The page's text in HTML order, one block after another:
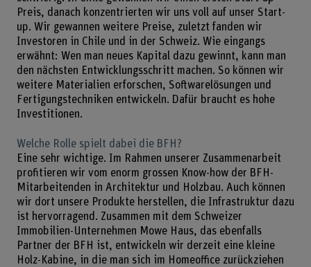
Preis, danach konzentrierten wir uns voll auf unser Start-
up. Wir gewannen weitere Preise, zuletzt fanden wir
Investoren in Chile und in der Schweiz. Wie eingangs
erwähnt: Wen man neues Kapital dazu gewinnt, kann man
den nächsten Entwicklungsschritt machen. So können wir
weitere Materialien erforschen, Softwarelösungen und
Fertigungstechniken entwickeln. Dafür braucht es hohe
Investitionen.
Welche Rolle spielt dabei die BFH?
Eine sehr wichtige. Im Rahmen unserer Zusammenarbeit
profitieren wir vom enorm grossen Know-how der BFH-
Mitarbeitenden in Architektur und Holzbau. Auch können
wir dort unsere Produkte herstellen, die Infrastruktur dazu
ist hervorragend. Zusammen mit dem Schweizer
Immobilien-Unternehmen Mowe Haus, das ebenfalls
Partner der BFH ist, entwickeln wir derzeit eine kleine
Holz-Kabine, in die man sich im Homeoffice zurückziehen